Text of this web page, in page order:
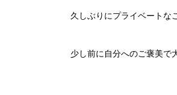
久しぶりにプライベートな
少し前に自分へのご褒美